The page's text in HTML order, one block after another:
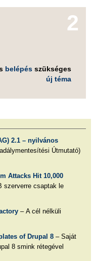
2
belépés szükséges
új téma
2.1 – nyilvános
Útmutató)
Attacks Hit 10,000
szerverre csaptak le
– A cél nélküli
of Drupal 8– Saját
8 smink rétegével